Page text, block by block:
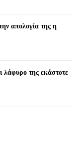
απολογία της η
λάφυρο της εκάστοτε